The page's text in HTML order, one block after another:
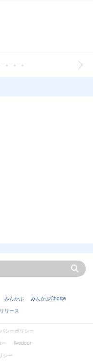
みんかぶ
みんかぶChoice
リース
シーポリシー
ー
livedoor
シー